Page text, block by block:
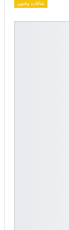
ثقافات وفنون